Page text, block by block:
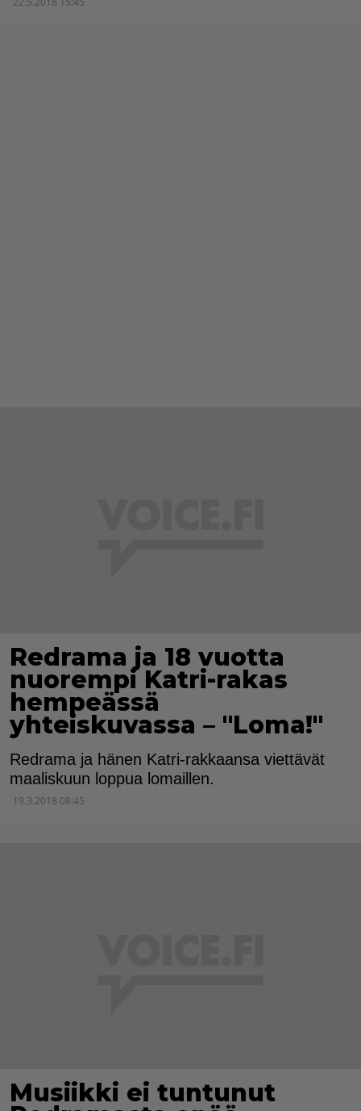
Redrama ja 18 vuotta
nuorempi Katri-rakas
hempeässä
yhteiskuvassa – "Loma!"
Redrama ja hänen Katri-rakkaansa viettävät
maaliskuun loppua lomaillen.
19.3.2018 08:45
Musiikki ei tuntunut